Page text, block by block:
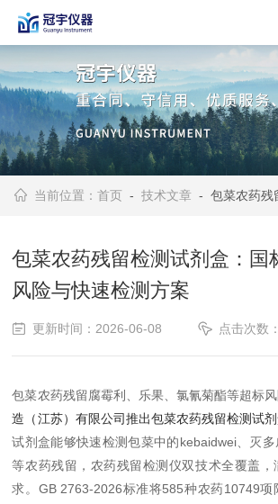
当前位置：首页 -技术文章 - 包菜农药残留检测试剂盒
包菜农药残留检测试剂盒：国
风险与快速检测方案
更新时间：2026-06-08 点击次数
包菜农药残留腐霉利、乐果、氯氰菊酯等超标
造（江苏）有限公司推出包菜农药残留检测试
试剂盒能够快速检测包菜中的kebaidwei、灭
等农药残留，农药残留检测仪双技术全覆盖
求。GB 2763-2026标准将585种农药10749项